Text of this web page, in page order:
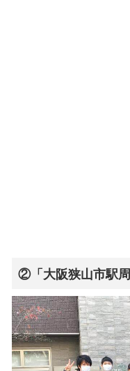
②「大阪狭山市駅周